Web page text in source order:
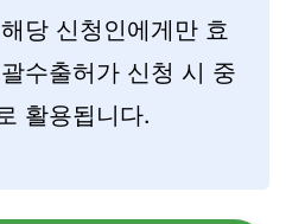
당 신청인에게만 효
수출허가 신청 시 중
활용됩니다.